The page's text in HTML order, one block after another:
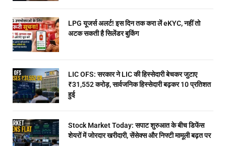
LPG यूजर्स अलर्ट! इस दिन तक करा लें eKYC, नहीं तो
अटक सकती है सिलेंडर बुकिंग
LIC OFS: सरकार ने LIC की हिस्सेदारी बेचकर जुटाए
₹31,552 करोड़, सार्वजनिक हिस्सेदारी बढ़कर 10 प्रतिशत
हुई
Stock Market Today: सपाट शुरुआत के बीच डिफेंस
शेयरों में जोरदार खरीदारी, सेंसेक्स और निफ्टी मामूली बढ़त पर